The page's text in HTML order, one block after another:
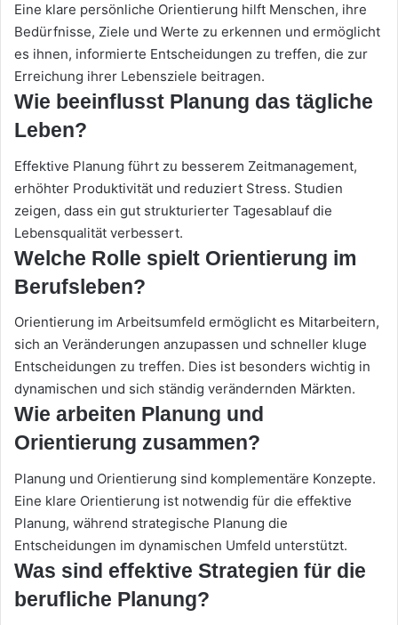
Eine klare persönliche Orientierung hilft Menschen, ihre
Bedürfnisse, Ziele und Werte zu erkennen und ermöglicht
es ihnen, informierte Entscheidungen zu treffen, die zur
Erreichung ihrer Lebensziele beitragen.
Wie beeinflusst Planung das tägliche
Leben?
Effektive Planung führt zu besserem Zeitmanagement,
erhöhter Produktivität und reduziert Stress. Studien
zeigen, dass ein gut strukturierter Tagesablauf die
Lebensqualität verbessert.
Welche Rolle spielt Orientierung im
Berufsleben?
Orientierung im Arbeitsumfeld ermöglicht es Mitarbeitern,
sich an Veränderungen anzupassen und schneller kluge
Entscheidungen zu treffen. Dies ist besonders wichtig in
dynamischen und sich ständig verändernden Märkten.
Wie arbeiten Planung und
Orientierung zusammen?
Planung und Orientierung sind komplementäre Konzepte.
Eine klare Orientierung ist notwendig für die effektive
Planung, während strategische Planung die
Entscheidungen im dynamischen Umfeld unterstützt.
Was sind effektive Strategien für die
berufliche Planung?